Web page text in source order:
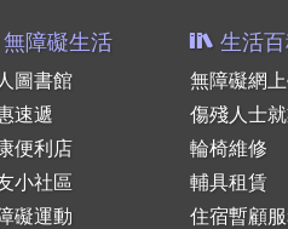
障礙生活
圖書館
速遞
便利店
小社區
礙運動
生活
無障礙網
傷殘人士
輪椅維修
輔具租賃
住宿暫顧